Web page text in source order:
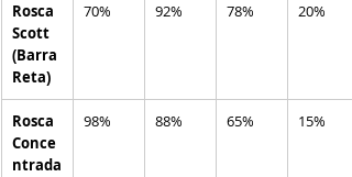
Rosca
Scott
(Barra
Reta)
70% 92% 78% 20%
Rosca
Conce
ntrada
98% 88% 65% 15%